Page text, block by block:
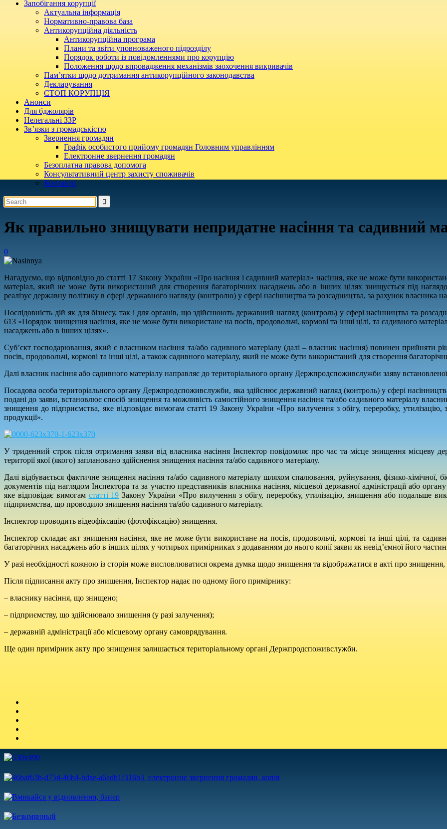
Запобігання корупції
Актуальна інформація
Нормативно-правова база
Антикорупційна діяльність
Антикорупційна програма
Плани та звіти уповноваженого підрозділу
Порядок роботи із повідомленнями про корупцію
Положення щодо впровадження механізмів заохочення викривачів
Пам’ятки щодо дотримання антикорупційного законодавства
Декларування
СТОП КОРУПЦІЯ
Анонси
Для бджолярів
Нелегальні ЗЗР
Зв’язки з громадськістю
Звернення громадян
Графік особистого прийому громадян Головним управлінням
Електронне звернення громадян
Безоплатна правова допомога
Консультативний центр захисту споживачів
Контакти
Як правильно знищувати непридатне насіння та садивний
0
Нагадуємо, що відповідно до статті 17 Закону України «Про насіння і садивний матеріал» насіння, яке не може бути
матеріал, який не може бути використаний для створення багаторічних насаджень або в інших цілях знищується під
реалізує державну політику в сфері державного нагляду (контролю) у сфері насінництва та розсадництва, за рахунок власника
Послідовність дій як для бізнесу, так і для органів, що здійснюють державний нагляд (контроль) у сфері насінництва та
613 «Порядок знищення насіння, яке не може бути використане на посів, продовольчі, кормові та інші цілі, та садивного
насаджень або в інших цілях».
Суб’єкт господарювання, який є власником насіння та/або садивного матеріалу (далі – власник насіння) повинен прийняти
посів, продовольчі, кормові та інші цілі, а також садивного матеріалу, який не може бути використаний для створення
Далі власник насіння або садивного матеріалу направляє до територіального органу Держпродспоживслужби заяву
Посадова особа територіального органу Держпродспоживслужби, яка здійснює державний нагляд (контроль) у сфері
подані до заяви, встановлює спосіб знищення та можливість самостійного знищення насіння та/або садивного матеріалу
знищення до підприємства, яке відповідає вимогам статті 19 Закону України «Про вилучення з обігу, переробку,
продукції».
У триденний строк після отримання заяви від власника насіння Інспектор повідомляє про час та місце знищення місцеву
території якої (якого) заплановано здійснення знищення насіння та/або садивного матеріалу.
Далі відбувається фактичне знищення насіння та/або садивного матеріалу шляхом спалювання, руйнування, фізико-хімічної,
документів під наглядом Інспектора та за участю представників власника насіння, місцевої державної адміністрації або
яке відповідає вимогам статті 19 Закону України «Про вилучення з обігу, переробку, утилізацію, знищення або подальше
підприємства, що проводило знищення насіння та/або садивного матеріалу.
Інспектор проводить відеофіксацію (фотофіксацію) знищення.
Інспектор складає акт знищення насіння, яке не може бути використане на посів, продовольчі, кормові та інші цілі, та
багаторічних насаджень або в інших цілях у чотирьох примірниках з додаванням до нього копії заяви як невід’ємної його
У разі необхідності кожною із сторін може висловлюватися окрема думка щодо знищення та відображатися в акті про знищення,
Після підписання акту про знищення, Інспектор надає по одному його примірнику:
– власнику насіння, що знищено;
– підприємству, що здійснювало знищення (у разі залучення);
– державній адміністрації або місцевому органу самоврядування.
Ще один примірник акту про знищення залишається територіальному органі Держпродспоживслужби.